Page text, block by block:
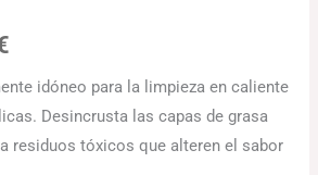
idóneo para la limpieza en caliente
Desincrusta las capas de grasa
residuos tóxicos que alteren el sabor